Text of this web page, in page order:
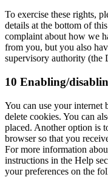
To exercise these rights,
details at the bottom of
complaint about how we
from you, but you also
supervisory authority (the
10 Enabling/
You can use your internet
delete cookies. You can
placed. Another option is
browser so that you
For more information
instructions in the Help
your preferences on the